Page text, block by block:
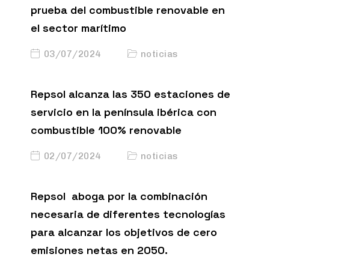
prueba del combustible renovable en
el sector marítimo
03/07/2024 noticias
Repsol alcanza las 350 estaciones de
servicio en la península ibérica con
combustible 100% renovable
02/07/2024 noticias
Repsol aboga por la combinación
necesaria de diferentes tecnologías
para alcanzar los objetivos de cero
emisiones netas en 2050.